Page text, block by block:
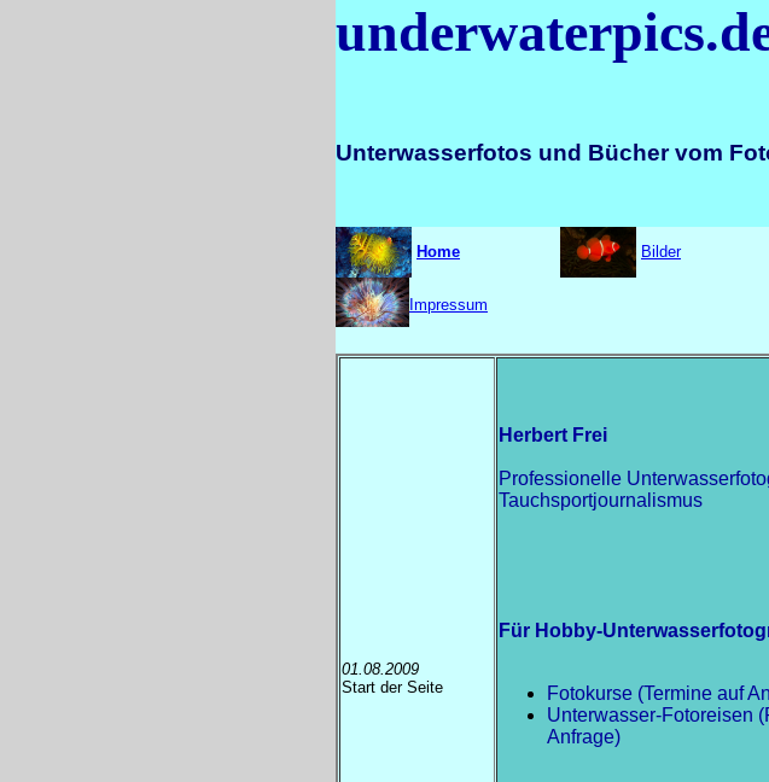
Unterwasserfotos und Bücher vom
Home Bilder
Impressum
01.08.2009
Start der Seite
Herbert Frei
Professionelle
Tauchsportjournalismus
Für Hobby-
Fotokurse (Termine auf
Unterwasser-Fotoreisen
Anfrage)